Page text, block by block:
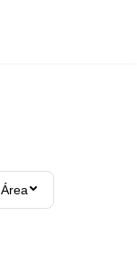
Área